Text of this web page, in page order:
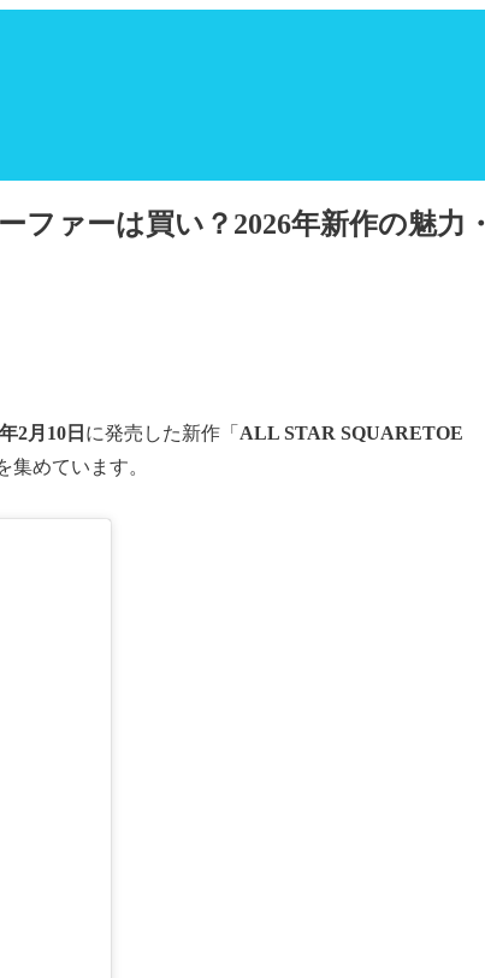
ァーは買い？2026年新作の魅力・
2月10日 に発売した新作「 ALL STAR SQUARETOE
集めています。